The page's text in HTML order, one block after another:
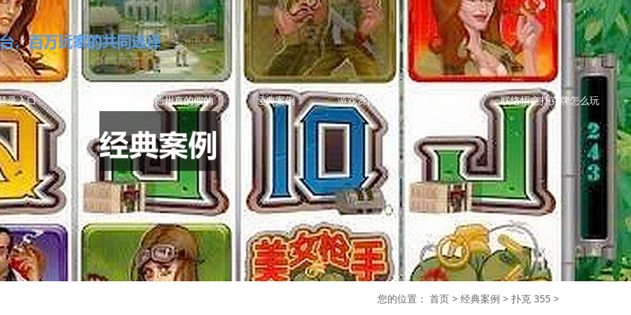
录入口 网页版悟空黑桃A德州真的假的 经典案例 游戏资讯 联络悟空扑克牌怎么玩
您的位置： 首页 > 经典案例 > 扑克 355 >